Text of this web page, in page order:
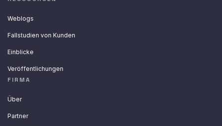
Weblogs
Fallstudien von Kunden
Einblicke
Veröffentlichungen
FIRMA
Über
Partner